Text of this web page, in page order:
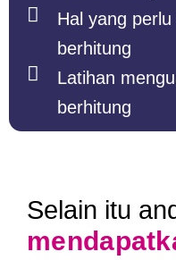
Hal yang
berhitung
Latihan
berhitung
Selain itu